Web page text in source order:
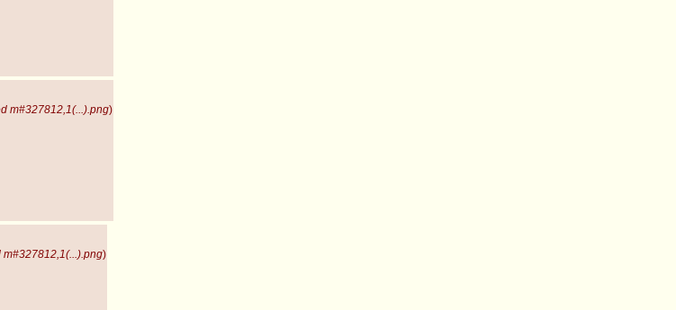
m#327812,1(...).png)
)